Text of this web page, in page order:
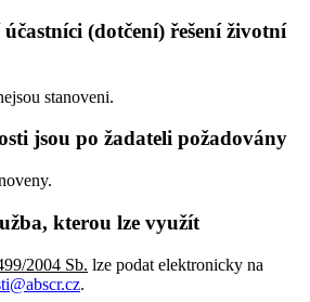
(dotčení) řešení životní
stanoveni.
jsou po žadateli požadovány
kterou lze využít
2004 Sb. lze podat elektronicky na
.